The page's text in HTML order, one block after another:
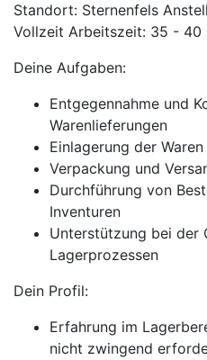
Standort: Sternenfels
Vollzeit Arbeitszeit: 35 - 40
Deine Aufgaben:
Entgegennahme und
Warenlieferungen
Einlagerung der Waren
Verpackung und
Durchführung von
Inventuren
Unterstützung bei der
Lagerprozessen
Dein Profil:
Erfahrung im
nicht zwingend